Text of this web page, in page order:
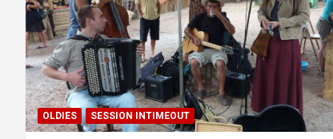
OLDIES SESSION INTIMEOUT